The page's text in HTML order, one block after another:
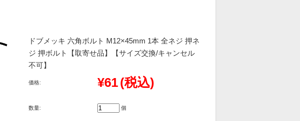
ドブメッキ 六角ボルト M12×45mm 1本 全ネジ 押ネ
ジ 押ボルト【取寄せ品】【サイズ交換/キャンセル
不可】
価格: ¥61(税込)
数量: 個